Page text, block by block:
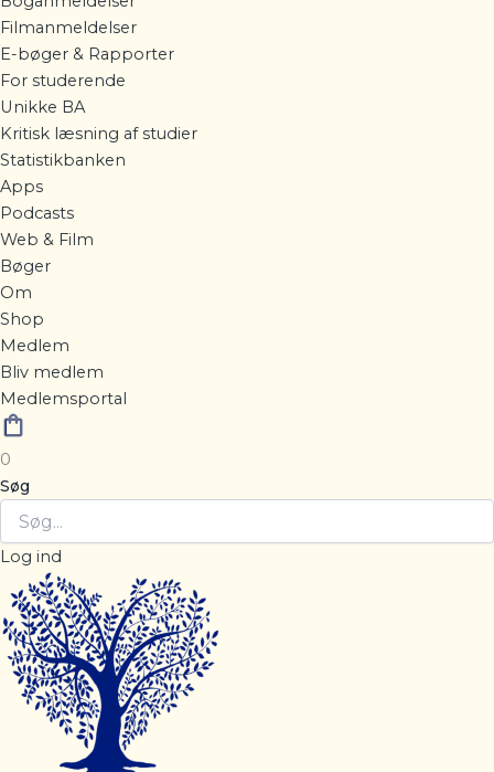
Filmanmeldelser
E-bøger & Rapporter
For studerende
Unikke BA
Kritisk læsning af studier
Statistikbanken
Apps
Podcasts
Web & Film
Bøger
Om
Shop
Medlem
Bliv medlem
Medlemsportal
0
Søg
Log ind